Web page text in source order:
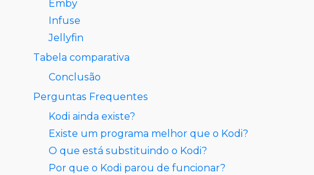
Emby
Infuse
Jellyfin
Tabela comparativa
Conclusão
Perguntas Frequentes
Kodi ainda existe?
Existe um programa melhor que o Kodi?
O que está substituindo o Kodi?
Por que o Kodi parou de funcionar?